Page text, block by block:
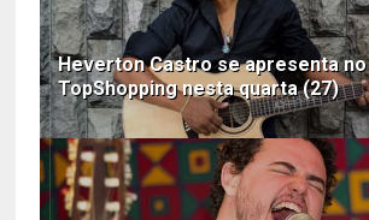
Heverton Castro se apresenta no
TopShopping nesta quarta (27)